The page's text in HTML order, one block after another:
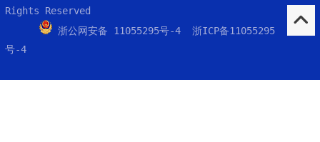
Rights Reserved
浙公网安备 11055295号-4 浙ICP备11055295
号-4